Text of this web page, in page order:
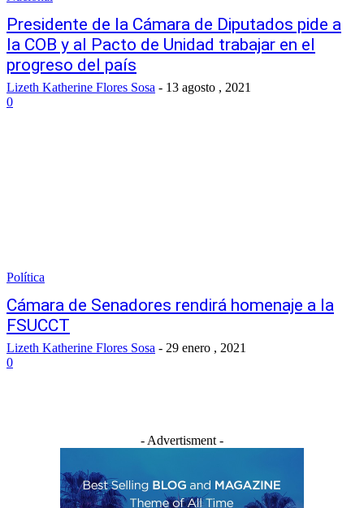
Presidente de la Cámara de Diputados pide a
la COB y al Pacto de Unidad trabajar en el
progreso del país
Lizeth Katherine Flores Sosa - 13 agosto , 2021
0
Política
Cámara de Senadores rendirá homenaje a la
FSUCCT
Lizeth Katherine Flores Sosa - 29 enero , 2021
0
- Advertisment -